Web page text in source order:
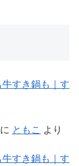
すき鍋も｜す
に ともこ より
すき鍋も｜す